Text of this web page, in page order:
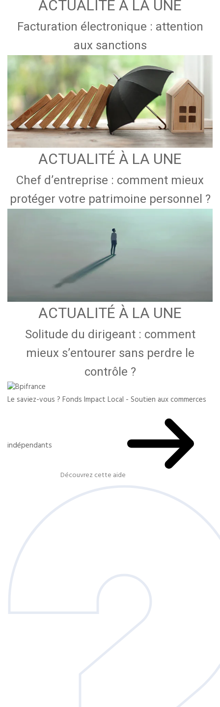
ACTUALITÉ À LA UNE
Facturation électronique : attention
aux sanctions
ACTUALITÉ À LA UNE
Chef d’entreprise : comment mieux
protéger votre patrimoine personnel ?
ACTUALITÉ À LA UNE
Solitude du dirigeant : comment
mieux s’entourer sans perdre le
contrôle ?
Le saviez-vous ?Fonds Impact Local - Soutien aux commerces
indépendants
Découvrez cette aide